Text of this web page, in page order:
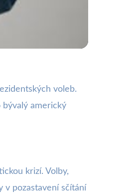
voleb.
bývalý americký
krizí. Volby,
v pozastavení sčítání